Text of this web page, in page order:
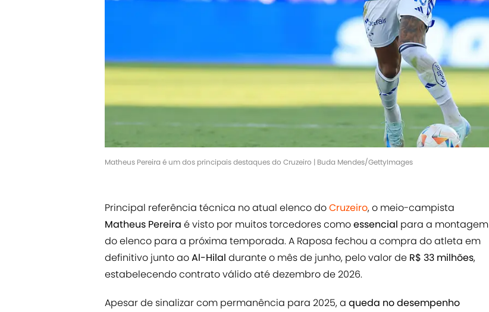
Matheus Pereira é um dos principais destaques do Cruzeiro | Buda Mendes/GettyImages
Principal referência técnica no atual elenco doCruzeiro, o meio-campista
Matheus Pereira é visto por muitos torcedores comoessencial para a montagem
do elenco para a próxima temporada. A Raposa fechou a compra do atleta em
definitivo junto aoAl-Hilal durante o mês de junho, pelo valor de R$ 33 milhões,
estabelecendo contrato válido até dezembro de 2026.
Apesar de sinalizar com permanência para 2025, a queda no desempenho